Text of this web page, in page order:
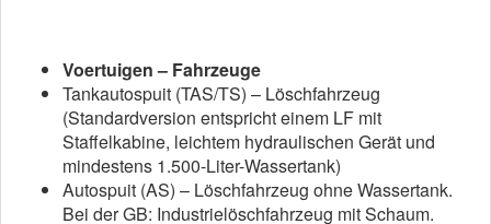
Voertuigen – Fahrzeuge
Tankautospuit (TAS/TS) – Löschfahrzeug
(Standardversion entspricht einem LF mit
Staffelkabine, leichtem hydraulischen Gerät und
mindestens 1.500-Liter-Wassertank)
Autospuit (AS) – Löschfahrzeug ohne Wassertank.
Bei der GB: Industrielöschfahrzeug mit Schaum.